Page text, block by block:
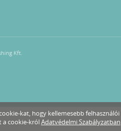
Kft.
kat, hogy kellemesebb
a cookie-królAdatvédelmi Szabályzatban